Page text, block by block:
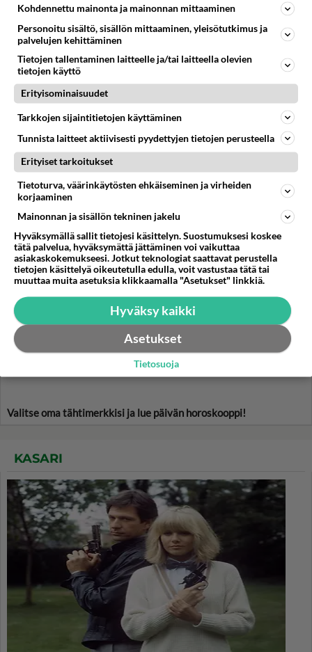
Uuniperunat saa vertaisensa
kasvis- tai lihatäytteellä!
Broileripyörykät on helppo
ostaa eineksenä, mutta
pyöräytät ne helposti
kotonakin. Toimii kotibileissä
ja illanistujaisissa!
Spaghetti bolognese -
klassikkoruoka Italiasta.
Mammia mia, mikä herkku!
Kanavartaat valmistat
grillissä.
HOROSKOOPPI
7.8.2026
Valitse oma tähtimerkkisi ja lue päivän horoskooppi!
KASARI
Kohdennettu mainonta ja mainonnan mittaaminen
Personoitu sisältö, sisällön mittaaminen, yleisötutkimus ja
palvelujen kehittäminen
Tietojen tallentaminen laitteelle ja/tai laitteella olevien
tietojen käyttö
Erityisominaisuudet
Tarkkojen sijaintitietojen käyttäminen
Tunnista laitteet aktiivisesti pyydettyjen tietojen perusteella
Erityiset tarkoitukset
Tietoturva, väärinkäytösten ehkäiseminen ja virheiden
korjaaminen
Mainonnan ja sisällön tekninen jakelu
Hyväksymällä sallit tietojesi käsittelyn. Suostumuksesi koskee
tätä palvelua, hyväksymättä jättäminen voi vaikuttaa
asiakaskokemukseesi. Jotkut teknologiat saattavat perustella
tietojen käsittelyä oikeutetulla edulla, voit vastustaa tätä tai
muuttaa muita asetuksia klikkaamalla "Asetukset" linkkiä.
Hyväksy kaikki
Asetukset
Tietosuoja